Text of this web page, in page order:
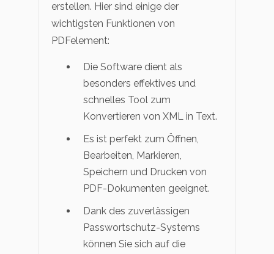
erstellen. Hier sind einige der
wichtigsten Funktionen von
PDFelement:
Die Software dient als
besonders effektives und
schnelles Tool zum
Konvertieren von XML in Text.
Es ist perfekt zum Öffnen,
Bearbeiten, Markieren,
Speichern und Drucken von
PDF-Dokumenten geeignet.
Dank des zuverlässigen
Passwortschutz-Systems
können Sie sich auf die